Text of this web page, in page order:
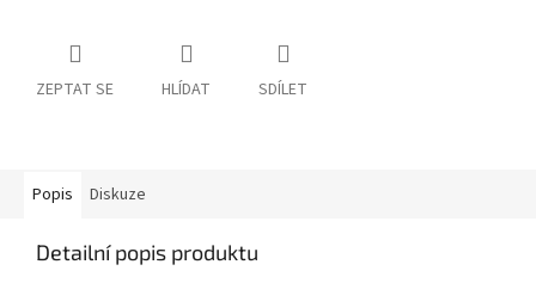
ZEPTAT SE HLÍDAT SDÍLET
Popis Diskuze
Detailní popis produktu